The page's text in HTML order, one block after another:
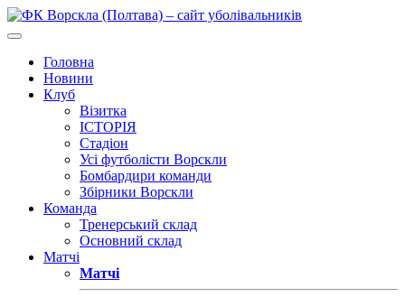
Головна
Новини
Клуб
Візитка
ІСТОРІЯ
Стадіон
Усі футболісти Ворскли
Бомбардири команди
Збірники Ворскли
Команда
Тренерський склад
Основний склад
Матчі
Матчі